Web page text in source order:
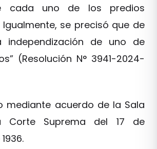
cada uno de los predios
Igualmente, se precisó que de
independización de uno de
(Resolución N° 3941-2024-
mediante acuerdo de la Sala
Corte Suprema del 17 de